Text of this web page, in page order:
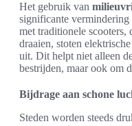
Het gebruik van
significante
met traditionele scooters,
draaien, stoten
uit. Dit helpt niet alleen
bestrijden, maar ook om
Bijdrage aan schone
Steden worden steeds